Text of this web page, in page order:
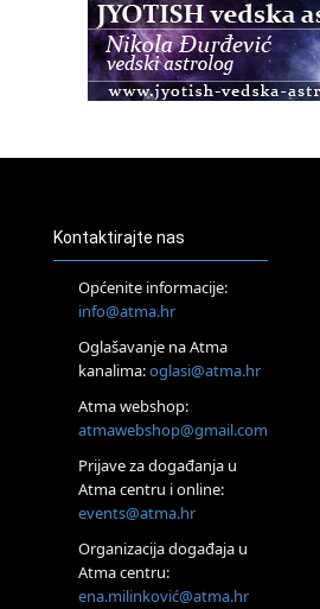
Access BARS®, otpusti stres
Access Energetski Facelift®
Tečaj Višeg Vodstva, razvijanja
25.08.
Upisi u program Profesionalni
generacija kreće 25.08. 2026.
Online
Visoko
Alemka Dauskardt – Jednodnevna
konstelacija
HOD PO ŽERAVICI – Seminar koji
SoulFest – Festival glazbe, mudrosti
Kontaktirajte nas
Općenite informacije:
info@atma.hr
Oglašavanje na Atma
kanalima:oglasi@atma.hr
Atma webshop:
atmawebshop@gmail.com
Prijave za događanja u
Atma centru i online:
events@atma.hr
Organizacija događaja u
Atma centru:
ena.milinković@atma.hr